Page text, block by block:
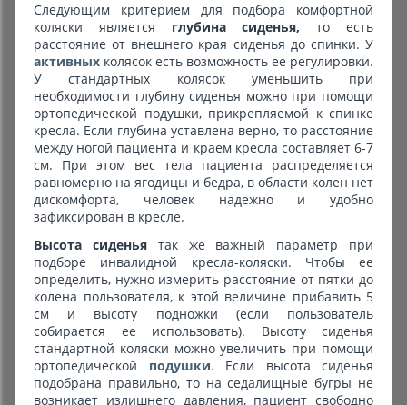
Следующим критерием для подбора комфортной
коляски является глубина сиденья,то есть
расстояние от внешнего края сиденья до спинки. У
активных колясок есть возможность ее регулировки.
У стандартных колясок уменьшить при
необходимости глубину сиденья можно при помощи
ортопедической подушки, прикрепляемой к спинке
кресла. Если глубина уставлена верно, то расстояние
между ногой пациента и краем кресла составляет 6-7
см. При этом вес тела пациента распределяется
равномерно на ягодицы и бедра, в области колен нет
дискомфорта, человек надежно и удобно
зафиксирован в кресле.
Высота сиденья так же важный параметр при
подборе инвалидной кресла-коляски. Чтобы ее
определить, нужно измерить расстояние от пятки до
колена пользователя, к этой величине прибавить 5
см и высоту подножки (если пользователь
собирается ее использовать). Высоту сиденья
стандартной коляски можно увеличить при помощи
ортопедической подушки. Если высота сиденья
подобрана правильно, то на седалищные бугры не
возникает излишнего давления, пациент свободно